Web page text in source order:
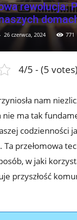
rewolucja:
26 czerwca, 2024 771
4/5 - (5 votes)
nam
nie ma tak
codzienności
Ta przełomowa
w jaki
przyszłość